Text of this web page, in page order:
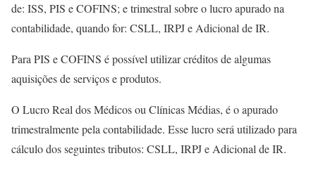
de: ISS, PIS e COFINS; e trimestral sobre o lucro apurado na
contabilidade, quando for: CSLL, IRPJ e Adicional de IR.
Para PIS e COFINS é possível utilizar créditos de algumas
aquisições de serviços e produtos.
O Lucro Real dos Médicos ou Clínicas Médias, é o apurado
trimestralmente pela contabilidade. Esse lucro será utilizado para
cálculo dos seguintes tributos: CSLL, IRPJ e Adicional de IR.